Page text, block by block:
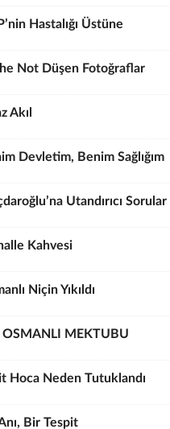
Hastalığı Üstüne
Not Düşen Fotoğraflar
Akıl
Devletim, Benim Sağlığım
Utandırıcı Sorular
Kahvesi
Niçin Yıkıldı
OSMANLI MEKTUBU
Hoca Neden Tutuklandı
Bir Tespit